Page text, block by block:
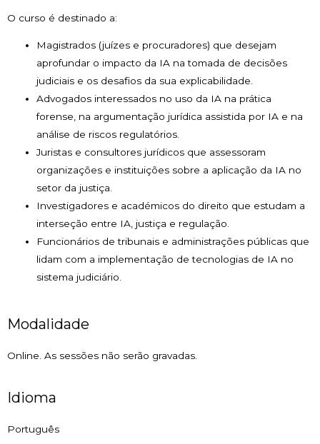
O curso é destinado a:
Magistrados (juízes e procuradores) que desejam
aprofundar o impacto da IA na tomada de decisões
judiciais e os desafios da sua explicabilidade.
Advogados interessados no uso da IA na prática
forense, na argumentação jurídica assistida por IA e na
análise de riscos regulatórios.
Juristas e consultores jurídicos que assessoram
organizações e instituições sobre a aplicação da IA no
setor da justiça.
Investigadores e académicos do direito que estudam a
interseção entre IA, justiça e regulação.
Funcionários de tribunais e administrações públicas que
lidam com a implementação de tecnologias de IA no
sistema judiciário.
Modalidade
Online. As sessões não serão gravadas.
Idioma
Português